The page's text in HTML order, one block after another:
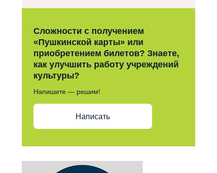
Сложности с получением
«Пушкинской карты» или
приобретением билетов? Знаете,
как улучшить работу учреждений
культуры?
Напишите — решим!
Написать